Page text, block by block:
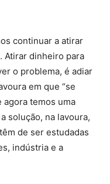
continuar a atirar
Atirar dinheiro para
o problema, é adiar
em que “se
agora temos uma
solução, na lavoura,
de ser estudadas
indústria e a